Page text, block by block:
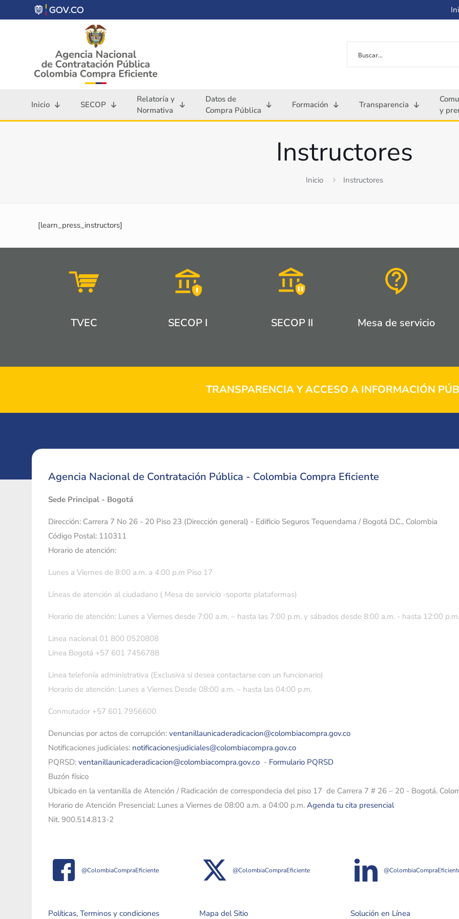
Inicio SECOP
Relatoría y
Normativa
Datos de
Compra Pública
Formación Transparencia
y
Instructores
Inicio Instructores
[learn_press_instructors]
TVEC SECOP I SECOP II Mesa de servicio
TRANSPARENCIA Y ACCESO A INFORMACIÓN
Agencia Nacional de Contratación Pública - Colombia Compra Eficiente
Sede Principal - Bogotá
Dirección: Carrera 7 No 26 - 20 Piso 23 (Dirección general) - Edificio Seguros Tequendama / Bogotá D.C., Colombia
Código Postal: 110311
Horario de atención:
Lunes a Viernes de 8:00 a.m. a 4:00 p.m Piso 17
Líneas de atención al ciudadano ( Mesa de servicio -soporte plataformas)
Horario de atención: Lunes a Viernes desde 7:00 a.m. – hasta las 7:00 p.m. y sábados desde 8:00 a.m. - hasta 12:00 p.m.
Linea nacional 01 800 0520808
Linea Bogotá +57 601 7456788
Linea telefonía administrativa (Exclusiva si desea contactarse con un funcionario)
Horario de atención: Lunes a Viernes Desde 08:00 a.m. – hasta las 04:00 p.m.
Conmutador +57 601 7956600
Denuncias por actos de corrupción: ventanillaunicaderadicacion@colombiacompra.gov.co
Notificaciones judiciales: notificacionesjudiciales@colombiacompra.gov.co
PQRSD: ventanillaunicaderadicacion@colombiacompra.gov.co - Formulario PQRSD
Buzón físico
Ubicado en la ventanilla de Atención / Radicación de correspondecia del piso 17 de Carrera 7 # 26 – 20 - Bogotá,
Horario de Atención Presencial: Lunes a Viernes de 08:00 a.m. a 04:00 p.m. Agenda tu cita presencial
Nit. 900.514.813-2
@ColombiaCompraEficiente @ColombiaCompraEficiente
Políticas, Terminos y condiciones Mapa del Sitio Solución en Línea